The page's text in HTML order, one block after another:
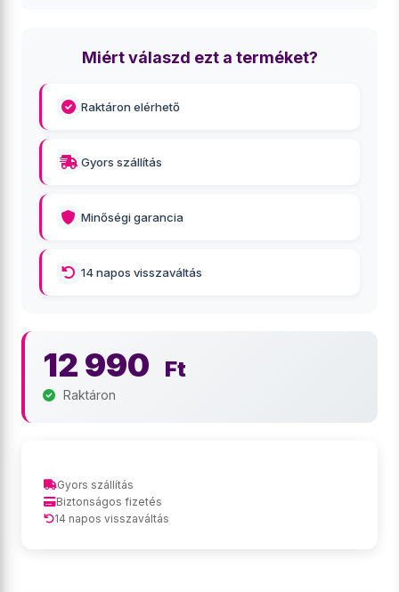
Miért válaszd ezt a terméket?
Raktáron elérhető
Gyors szállítás
Minőségi garancia
14 napos visszaváltás
12 990 Ft
Raktáron
Gyors szállítás
Biztonságos fizetés
14 napos visszaváltás